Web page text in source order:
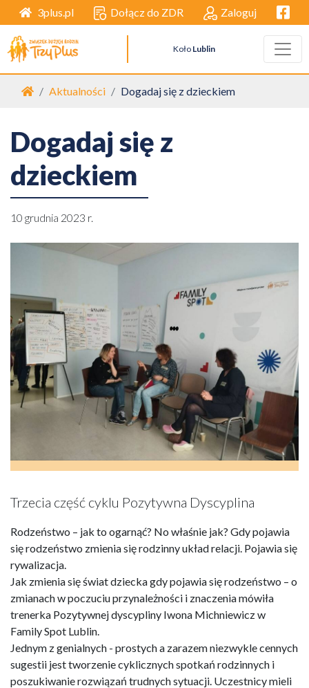
3plus.pl Dołącz do ZDR Zaloguj
Koło Lublin
Strona główna
Aktualności Dogadaj się z dzieckiem
Dogadaj się z
dzieckiem
10 grudnia 2023 r.
Trzecia część cyklu Pozytywna Dyscyplina
Rodzeństwo – jak to ogarnąć? No właśnie jak? Gdy pojawia
się rodzeństwo zmienia się rodzinny układ relacji. Pojawia się
rywalizacja.
Jak zmienia się świat dziecka gdy pojawia się rodzeństwo – o
zmianach w poczuciu przynależności i znaczenia mówiła
trenerka Pozytywnej dyscypliny Iwona Michniewicz w
Family Spot Lublin.
Jednym z genialnych - prostych a zarazem niezwykle cennych
sugestii jest tworzenie cyklicznych spotkań rodzinnych i
poszukiwanie rozwiązań trudnych sytuacji. Uczestnicy mieli